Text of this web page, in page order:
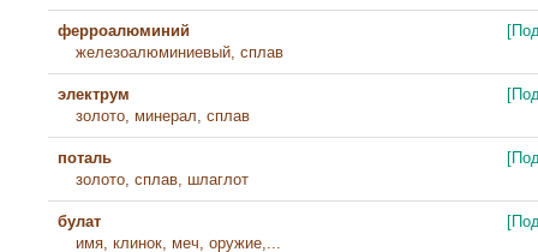
ферроалюминий
железоалюминиевый, сплав
электрум
золото, минерал, сплав
поталь
золото, сплав, шлаглот
булат
имя, клинок, меч, оружие,...